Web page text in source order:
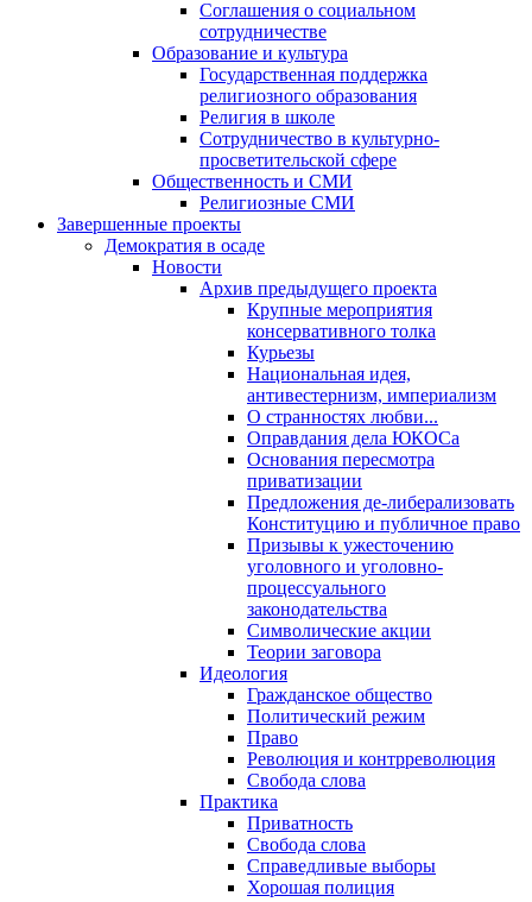
Соглашения о социальном
сотрудничестве
Образование и культура
Государственная поддержка
религиозного образования
Религия в школе
Сотрудничество в культурно-
просветительской сфере
Общественность и СМИ
Религиозные СМИ
Завершенные проекты
Демократия в осаде
Новости
Архив предыдущего проекта
Крупные мероприятия
консервативного толка
Курьезы
Национальная идея,
антивестернизм, империализм
О странностях любви...
Оправдания дела ЮКОСа
Основания пересмотра
приватизации
Предложения де-либерализовать
Конституцию и публичное право
Призывы к ужесточению
уголовного и уголовно-
процессуального
законодательства
Символические акции
Теории заговора
Идеология
Гражданское общество
Политический режим
Право
Революция и контрреволюция
Свобода слова
Практика
Приватность
Свобода слова
Справедливые выборы
Хорошая полиция